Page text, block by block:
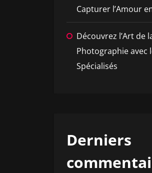
Capturer l’Amour
Découvrez l’Art de
Photographie avec
Spécialisés
Derniers